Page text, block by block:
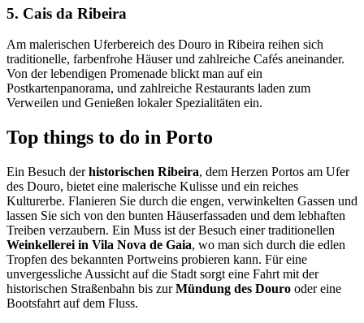
5. Cais da Ribeira
Am malerischen Uferbereich des Douro in Ribeira reihen sich
traditionelle, farbenfrohe Häuser und zahlreiche Cafés aneinander.
Von der lebendigen Promenade blickt man auf ein
Postkartenpanorama, und zahlreiche Restaurants laden zum
Verweilen und Genießen lokaler Spezialitäten ein.
Top things to do in Porto
Ein Besuch derhistorischen Ribeira, dem Herzen Portos am Ufer
des Douro, bietet eine malerische Kulisse und ein reiches
Kulturerbe. Flanieren Sie durch die engen, verwinkelten Gassen und
lassen Sie sich von den bunten Häuserfassaden und dem lebhaften
Treiben verzaubern. Ein Muss ist der Besuch einer traditionellen
Weinkellerei in Vila Nova de Gaia, wo man sich durch die edlen
Tropfen des bekannten Portweins probieren kann. Für eine
unvergessliche Aussicht auf die Stadt sorgt eine Fahrt mit der
historischen Straßenbahn bis zurMündung des Douro oder eine
Bootsfahrt auf dem Fluss.